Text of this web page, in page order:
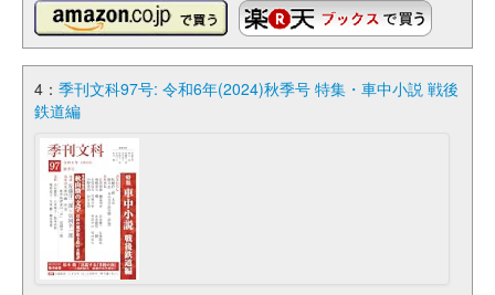
4： 季刊文科97号: 令和6年(2024)秋季号 特集・車中小説 戦後
鉄道編